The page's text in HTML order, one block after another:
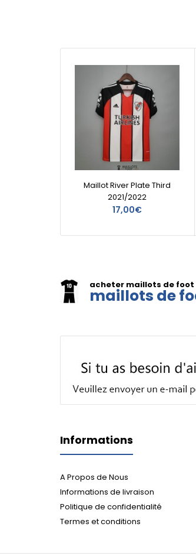
Maillot River Plate Third
2021/2022
17,00€
acheter maillots de foot
maillots de
Informations
A Propos de Nous
Informations de livraison
Politique de confidentialité
Termes et conditions